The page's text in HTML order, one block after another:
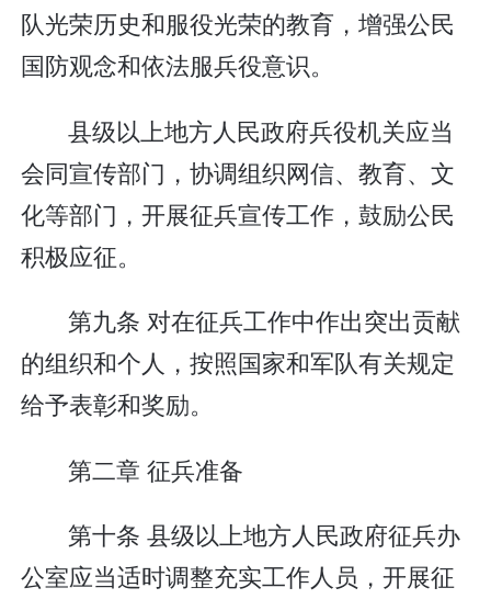
队光荣历史和服役光荣的教育，增强公民
国防观念和依法服兵役意识。
县级以上地方人民政府兵役机关应当
会同宣传部门，协调组织网信、教育、文
化等部门，开展征兵宣传工作，鼓励公民
积极应征。
第九条 对在征兵工作中作出突出贡献
的组织和个人，按照国家和军队有关规定
给予表彰和奖励。
第二章 征兵准备
第十条 县级以上地方人民政府征兵办
公室应当适时调整充实工作人员，开展征